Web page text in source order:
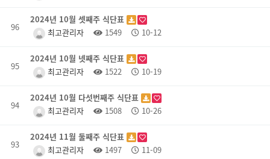
96
2024년 10월 셋째주 식단표
최고관리자
1549 10-12
95
2024년 10월 넷째주 식단표
최고관리자
1522 10-19
94
2024년 10월 다섯번째주 식단표
최고관리자
1508 10-26
93
2024년 11월 둘째주 식단표
최고관리자
1497 11-09